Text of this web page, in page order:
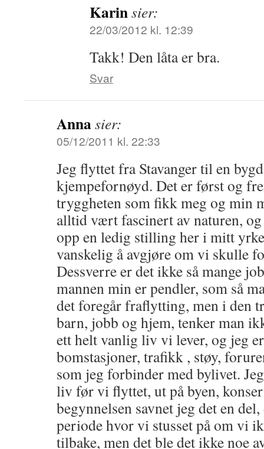
Karinsier:
22/03/2012 kl. 12:39
Takk! Den låta er bra.
Svar
Annasier:
05/12/2011 kl. 22:33
Jeg flyttet fra Stavanger til en
kjempefornøyd. Det er først og
tryggheten som fikk meg og min
alltid vært fascinert av naturen,
opp en ledig stilling her i mitt
vanskelig å avgjøre om vi skulle
Dessverre er det ikke så mange
mannen min er pendler, som så
det foregår fraflytting, men i den
barn, jobb og hjem, tenker man
ett helt vanlig liv vi lever, og jeg
bomstasjoner, trafikk , støy,
som jeg forbinder med bylivet.
liv før vi flyttet, ut på byen,
begynnelsen savnet jeg det en
periode hvor vi stusset på om vi
tilbake, men det ble det ikke noe